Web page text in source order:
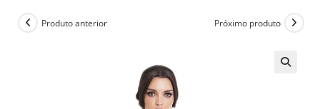
Produto anterior Próximo produto